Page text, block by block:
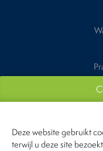
Zondag 30
Deze website gebruikt
terwijl u deze site